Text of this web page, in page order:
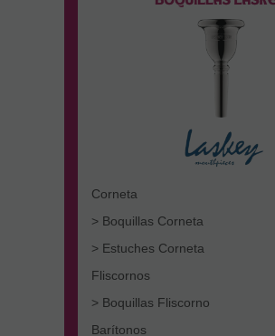
Corneta
> Boquillas Corneta
> Estuches Corneta
Fliscornos
> Boquillas Fliscorno
Barítonos